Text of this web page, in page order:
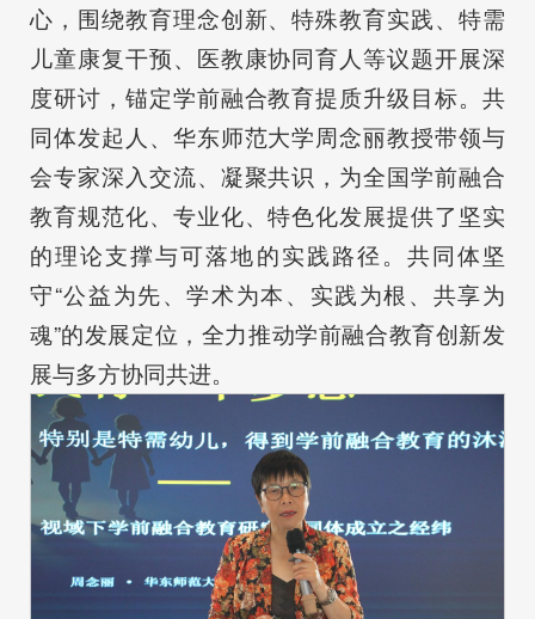
心，围绕教育理念创新、特殊教育实践、特需
儿童康复干预、医教康协同育人等议题开展深
度研讨，锚定学前融合教育提质升级目标。共
同体发起人、华东师范大学周念丽教授带领与
会专家深入交流、凝聚共识，为全国学前融合
教育规范化、专业化、特色化发展提供了坚实
的理论支撑与可落地的实践路径。共同体坚
守“公益为先、学术为本、实践为根、共享为
魂”的发展定位，全力推动学前融合教育创新发
展与多方协同共进。